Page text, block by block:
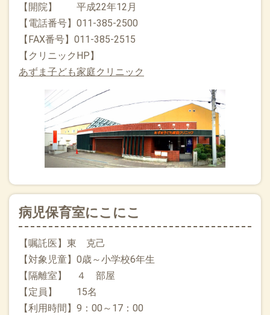
【開院】 平成22年12月
【電話番号】011-385-2500
【FAX番号】011-385-2515
【クリニックHP】
あずま子ども家庭クリニック
病児保育室にこにこ
【嘱託医】東 克己
【対象児童】0歳～小学校6年生
【隔離室】 ４ 部屋
【定員】 15名
【利用時間】9：00～17：00